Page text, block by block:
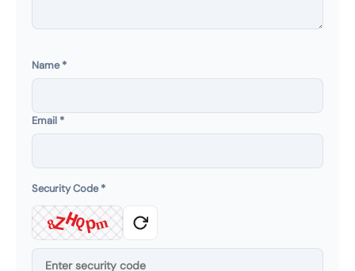
Name*
Email *
Security Code*
8ZHQpm